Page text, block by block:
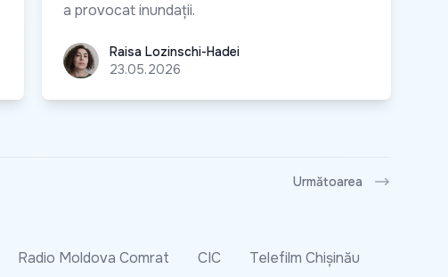
a provocat inundații.
Raisa Lozinschi-Hadei
Raisa Lozinschi-Hadei
23.05.2026
Următoarea
Radio Moldova Comrat CIC Telefilm Chișinău